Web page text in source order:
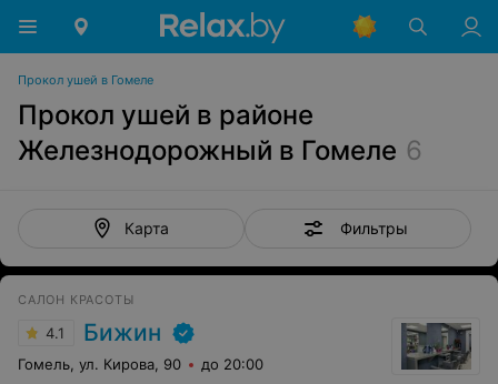
Прокол ушей в Гомеле
Прокол ушей в районе
Железнодорожный в Гомеле 6
Карта Фильтры
САЛОН КРАСОТЫ
4.1 Бижин
Гомель, ул. Кирова, 90 до 20:00